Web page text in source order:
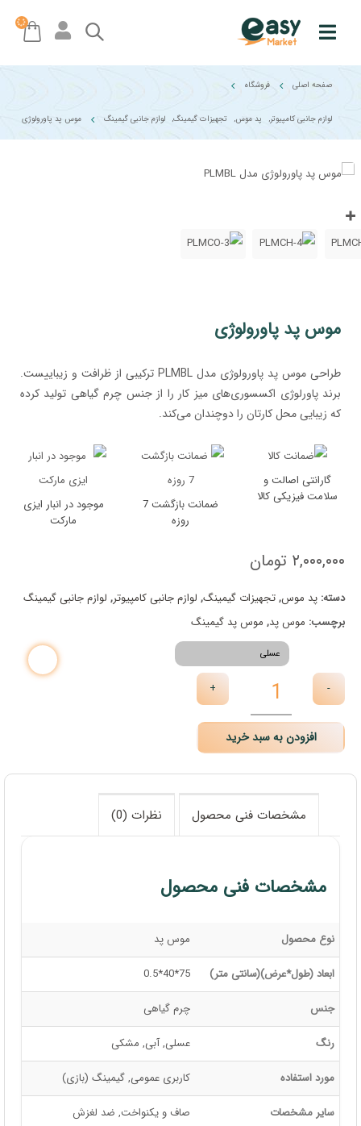
صفحه اصلی فروشگاه
لوازم جانبی کامپیوتر, پد موس, تجهیزات گیمینگ, لوازم جانبی گیمینگ موس پد پاورولوژی
موس پد پاورولوژی
طراحی موس پد پاورولوژی مدل PLMBL ترکیبی از ظرافت و زیباییست.
برند پاورلوژی اکسسوری‌های میز کار را از جنس چرم گیاهی تولید کرده
که زیبایی محل کارتان را دوچندان می‌کند.
گارانتی اصالت و
سلامت فیزیکی کالا
ضمانت بازگشت 7
روزه
موجود در انبار ایزی
مارکت
۲,۰۰۰,۰۰۰ تومان
دسته: پد موس,تجهیزات گیمینگ, لوازم جانبی کامپیوتر, لوازم جانبی گیمینگ
برچسب: موس پد, موس پد گیمینگ
-
+
افزودن به سبد خرید
مشخصات فنی محصول نظرات (0)
مشخصات فنی محصول
نوع محصول موس پد
ابعاد (طول*عرض)(سانتی متر) 75*40*0.5
جنس چرم گیاهی
رنگ عسلی, آبی, مشکی
مورد استفاده کاربری عمومی, گیمینگ (بازی)
سایر مشخصات صاف و یکنواخت, ضد لغزش